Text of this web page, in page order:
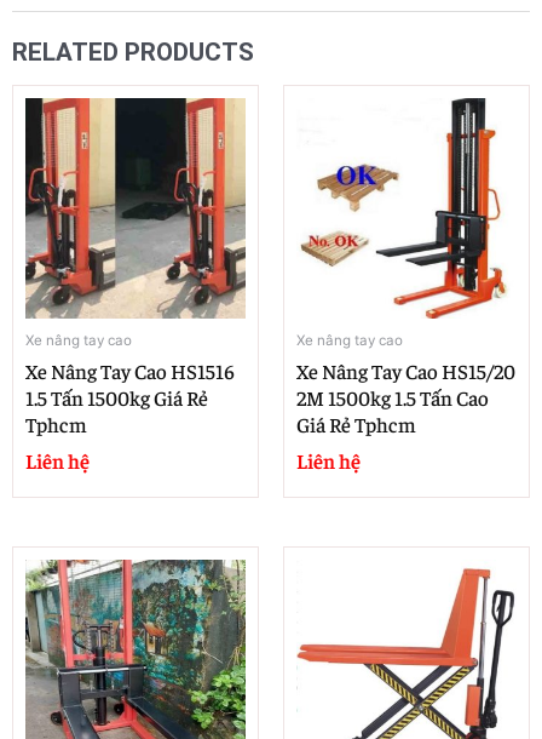
RELATED PRODUCTS
Xe nâng tay cao
Xe Nâng Tay Cao HS1516
1.5 Tấn 1500kg Giá Rẻ
Tphcm
Liên hệ
Xe nâng tay cao
Xe Nâng Tay Cao HS15/20
2M 1500kg 1.5 Tấn Cao
Giá Rẻ Tphcm
Liên hệ